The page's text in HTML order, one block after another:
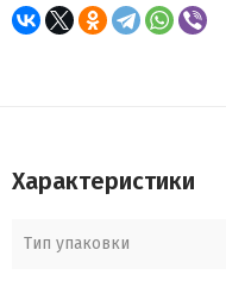
Характеристики
Тип упаковки